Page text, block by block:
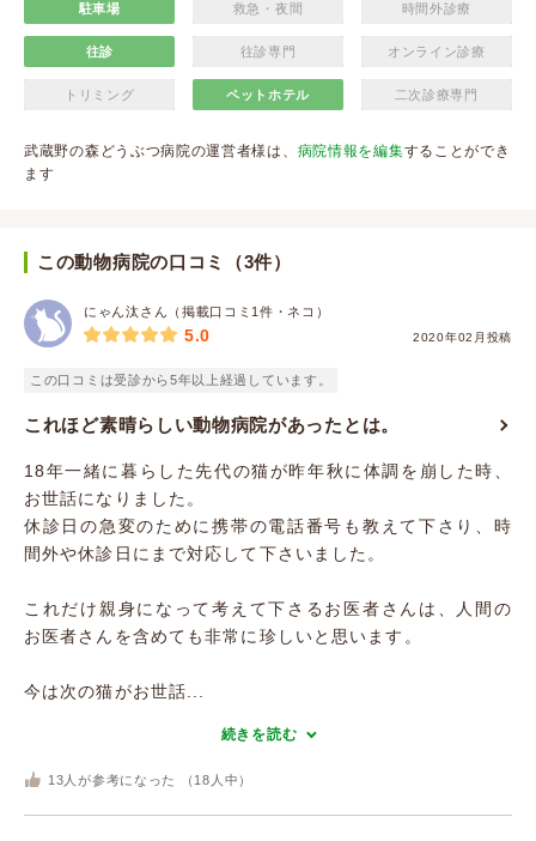
駐車場 救急・夜間 時間外診療
往診 往診専門 オンライン診療
トリミング ペットホテル 二次診療専門
武蔵野の森どうぶつ病院の運営者様は、 病院情報を編集することができ
ます
この動物病院の口コミ（3件）
にゃん汰さん（掲載口コミ1件・ネコ）
2020年02月投稿
5.0
この口コミは受診から5年以上経過しています。
これほど素晴らしい動物病院があったとは。
18年一緒に暮らした先代の猫が昨年秋に体調を崩した時、
お世話になりました。
休診日の急変のために携帯の電話番号も教えて下さり、時
間外や休診日にまで対応して下さいました。
これだけ親身になって考えて下さるお医者さんは、人間の
お医者さんを含めても非常に珍しいと思います。
今は次の猫がお世話...
続きを読む
13 人が参考になった （ 18 人中）